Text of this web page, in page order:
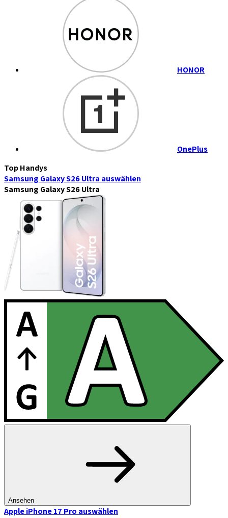
HONOR
OnePlus
Top Handys
Samsung Galaxy S26 Ultra auswählen
Samsung Galaxy S26 Ultra
Ansehen
Apple iPhone 17 Pro auswählen